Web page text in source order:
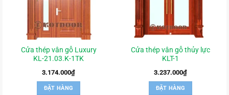
Cửa thép vân gỗ Luxury
KL-21.03.K-1TK
3.174.000₫
ĐẶT HÀNG
Cửa thép vân gỗ thủy lực
KLT-1
3.237.000₫
ĐẶT HÀNG